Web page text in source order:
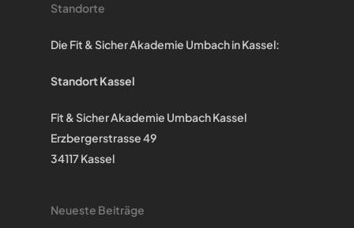
Standorte
Die Fit & Sicher Akademie Umbach in Kassel:
Standort Kassel
Fit & Sicher Akademie Umbach Kassel
Erzbergerstrasse 49
34117 Kassel
Neueste Beiträge